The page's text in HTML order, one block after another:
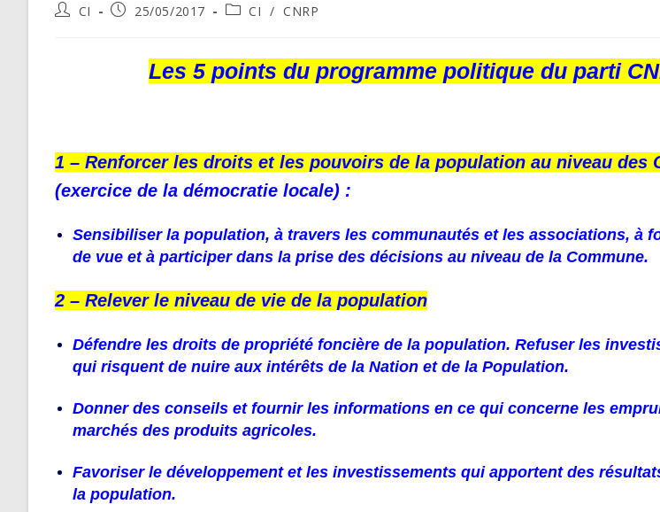
PostCI
Post25/05/2017
PostCI / CNRP
Les 5 points du programme politique du parti
1 – Renforcer les droits et les pouvoirs de la population au niveau des
(exercice de la démocratie locale) :
Sensibiliser la population, à travers les communautés et les associations, à
de vue et à participer dans la prise des décisions au niveau de la Commune.
2 – Relever le niveau de vie de la population
Défendre les droits de propriété foncière de la population. Refuser les
qui risquent de nuire aux intérêts de la Nation et de la Population.
Donner des conseils et fournir les informations en ce qui concerne les
marchés des produits agricoles.
Favoriser le développement et les investissements qui apportent des
la population.